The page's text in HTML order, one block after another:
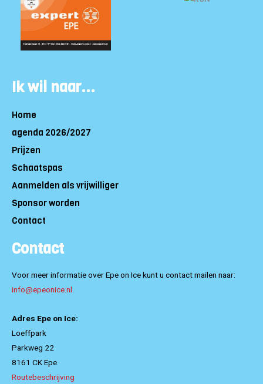
Ik wil naar...
Home
agenda 2026/2027
Prijzen
Schaatspas
Aanmelden als vrijwilliger
Sponsor worden
Contact
Contact
Voor meer informatie over Epe on Ice kunt u contact mailen naar:
info@epeonice.nl
Adres Epe on Ice:
Loeffpark
Parkweg 22
8161 CK Epe
Routebeschrijving